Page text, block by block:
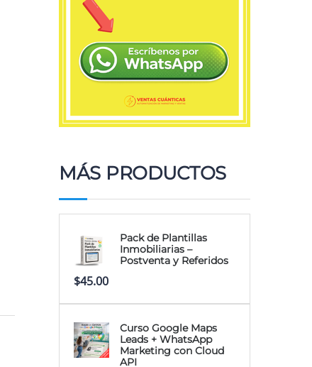
MÁS PRODUCTOS
Pack de Plantillas
Inmobiliarias –
Postventa y Referidos
$45.00
Curso Google Maps
Leads + WhatsApp
Marketing con Cloud
API